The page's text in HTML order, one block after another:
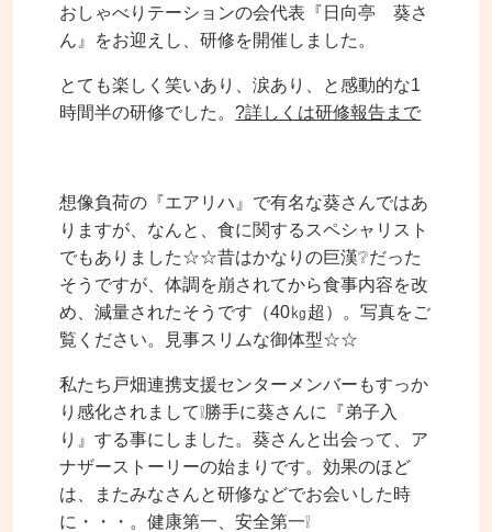
おしゃべりテーションの会代表『日向亭 葵さ
ん』をお迎えし、研修を開催しました。
とても楽しく笑いあり、涙あり、と感動的な1
時間半の研修でした。?詳しくは研修報告まで
想像負荷の『エアリハ』で有名な葵さんではあ
りますが、なんと、食に関するスペシャリスト
でもありました☆☆昔はかなりの巨漢❔だった
そうですが、体調を崩されてから食事内容を改
め、減量されたそうです（40㎏超）。写真をご
覧ください。見事スリムな御体型☆☆
私たち戸畑連携支援センターメンバーもすっか
り感化されまして❕勝手に葵さんに『弟子入
り』する事にしました。葵さんと出会って、ア
ナザーストーリーの始まりです。効果のほど
は、またみなさんと研修などでお会いした時
に・・・。健康第一、安全第一❕